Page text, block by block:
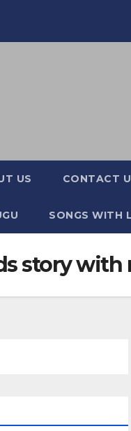
US CONTACT
SONGS WITH
story with